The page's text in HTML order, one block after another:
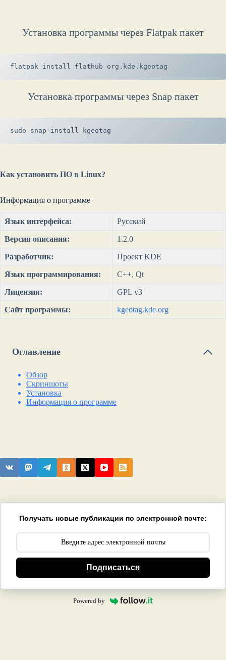
Установка программы через Flatpak пакет
flatpak install flathub org.kde.kgeotag
Установка программы через Snap пакет
sudo snap install kgeotag
Как установить ПО в Linux?
Информация о программе
Язык интерфейса: Русский
Версия описания: 1.2.0
Разработчик: Проект KDE
Язык программирования: C++, Qt
Лицензия: GPL v3
Сайт программы: kgeotag.kde.org
Оглавление
Обзор
Скриншоты
Установка
Информация о программе
Получать новые публикации по электронной почте:
Подписаться
Powered by